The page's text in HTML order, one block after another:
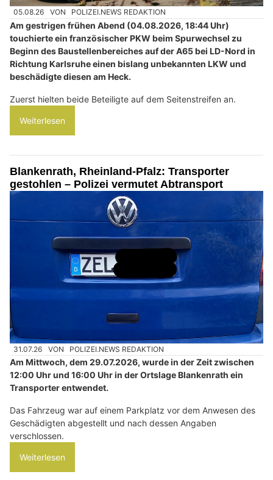
05.08.26 VON POLIZEI.NEWS REDAKTION
Am gestrigen frühen Abend (04.08.2026, 18:44 Uhr)
touchierte ein französischer PKW beim Spurwechsel zu
Beginn des Baustellenbereiches auf der A65 bei LD-Nord in
Richtung Karlsruhe einen bislang unbekannten LKW und
beschädigte diesen am Heck.
Zuerst hielten beide Beteiligte auf dem Seitenstreifen an.
Weiterlesen
Blankenrath, Rheinland-Pfalz: Transporter
gestohlen – Polizei vermutet Abtransport
31.07.26 VON POLIZEI.NEWS REDAKTION
Am Mittwoch, dem 29.07.2026, wurde in der Zeit zwischen
12:00 Uhr und 16:00 Uhr in der Ortslage Blankenrath ein
Transporter entwendet.
Das Fahrzeug war auf einem Parkplatz vor dem Anwesen des
Geschädigten abgestellt und nach dessen Angaben
verschlossen.
Weiterlesen